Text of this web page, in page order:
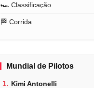
🏎️ Classificação
🏁 Corrida
Mundial de Pilotos
1. Kimi Antonelli